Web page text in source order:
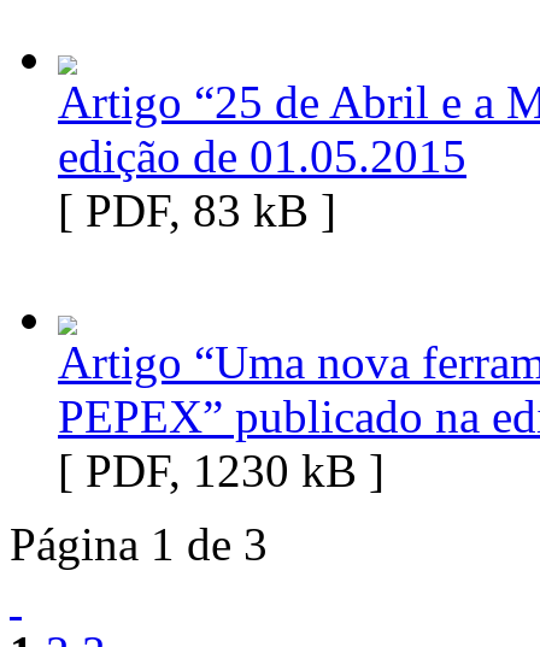
Artigo “25 de Abril e a
edição de 01.05.2015
[ PDF, 83 kB ]
Artigo “Uma nova
PEPEX” publicado na
[ PDF, 1230 kB ]
Página 1 de 3